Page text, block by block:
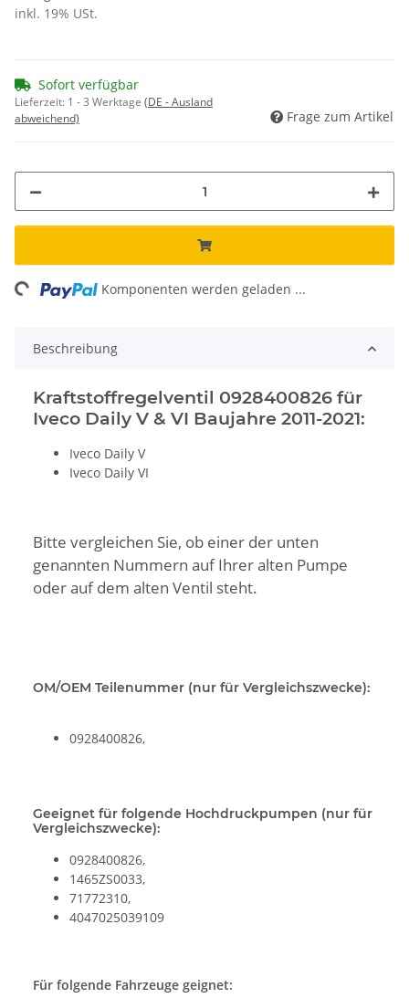
inkl. 19% USt.
Sofort verfügbar
Lieferzeit: 1 - 3 Werktage (DE - Ausland
abweichend)
Frage zum Artikel
Komponenten werden geladen ...
Beschreibung
Kraftstoffregelventil 0928400826 für
Iveco Daily V & VI Baujahre 2011-2021:
Iveco Daily V
Iveco Daily VI
Bitte vergleichen Sie, ob einer der unten
genannten Nummern auf Ihrer alten Pumpe
oder auf dem alten Ventil steht.
OM/OEM Teilenummer (nur für Vergleichszwecke):
0928400826,
Geeignet für folgende Hochdruckpumpen (nur für
Vergleichszwecke):
0928400826,
1465ZS0033,
71772310,
4047025039109
Für folgende Fahrzeuge geignet: